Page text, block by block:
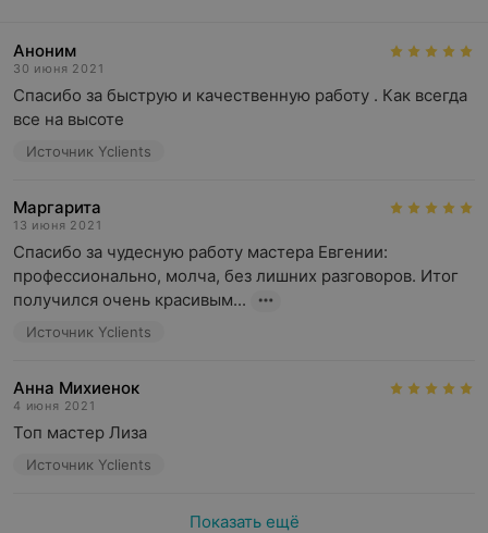
Бритье/shaving — гладкость и комфорт.
Камуфляж бороды/усов — придание
выразительности образу.
Однотонное окрашивание, тонирование или
современные техники (мелирование, шатуш,
баллаяж).
Услуги для детей и подростков
Наращивание волос
Профессиональное наращивание для создания
Аноним
30 июня 2021
Спасибо за быструю и качественную работу . Как всегда
все на высоте
Источник Yclients
Маргарита
13 июня 2021
Спасибо за чудесную работу мастера Евгении:
профессионально, молча, без лишних разговоров. Итог
получился очень красивым...
Источник Yclients
Анна Михиенок
4 июня 2021
Топ мастер Лиза
Источник Yclients
Показать ещё